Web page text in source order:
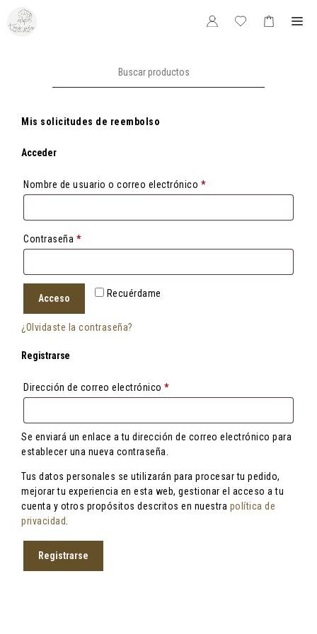
Saltar
contenido
Mis solicitudes de reembolso
Acceder
Nombre de usuario o correo electrónico *Obligatorio
Contraseña *Obligatorio
Recuérdame
Acceso
¿Olvidaste la contraseña?
Registrarse
Dirección de correo electrónico *Obligatorio
Se enviará un enlace a tu dirección de correo electrónico para
establecer una nueva contraseña.
Tus datos personales se utilizarán para procesar tu pedido,
mejorar tu experiencia en esta web, gestionar el acceso a tu
cuenta y otros propósitos descritos en nuestra política de
privacidad
Registrarse